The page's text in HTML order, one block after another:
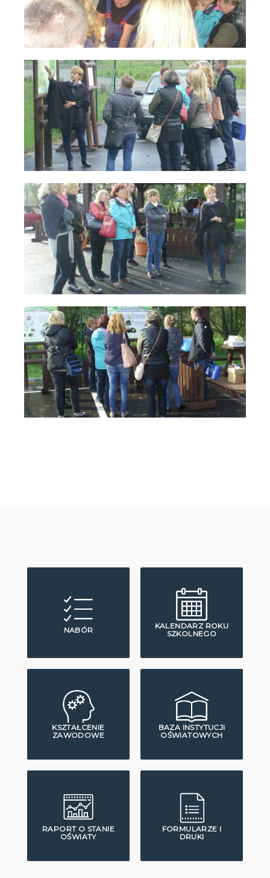
NABÓR
KALENDARZ ROKU
SZKOLNEGO
KSZTAŁCENIE
ZAWODOWE
BAZA INSTYTUCJI
OŚWIATOWYCH
RAPORT O STANIE
OŚWIATY
FORMULARZE I
DRUKI